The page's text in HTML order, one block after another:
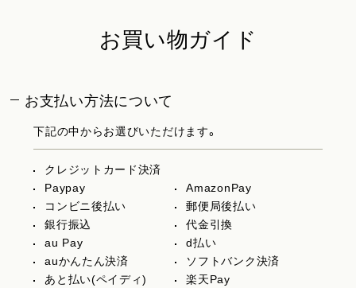
お買い物ガイド
お支払い方法について
下記の中からお選びいただけます。
クレジットカード決済
Paypay
AmazonPay
コンビニ後払い
郵便局後払い
銀行振込
代金引換
au Pay
d払い
auかんたん決済
ソフトバンク決済
あと払い(ペイディ)
楽天Pay